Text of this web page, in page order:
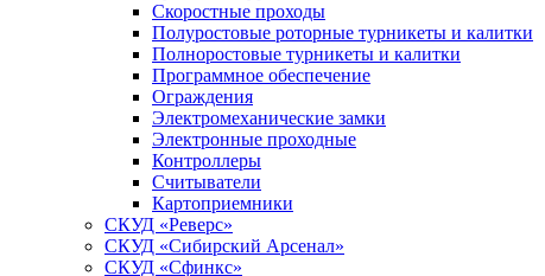
Скоростные проходы
Полуростовые роторные турникеты и калитки
Полноростовые турникеты и калитки
Программное обеспечение
Ограждения
Электромеханические замки
Электронные проходные
Контроллеры
Считыватели
Картоприемники
СКУД «Реверс»
СКУД «Сибирский Арсенал»
СКУД «Сфинкс»